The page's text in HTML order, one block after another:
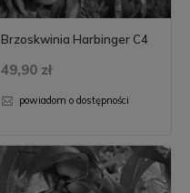
Brzoskwinia Harbinger C4
49,90 zł
powiadom o dostępności